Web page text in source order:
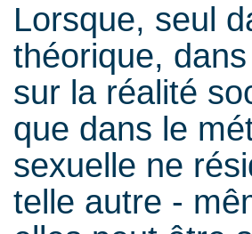
Lorsque, seul
théorique,
sur la réalité
que dans le
sexuelle ne
telle autre -